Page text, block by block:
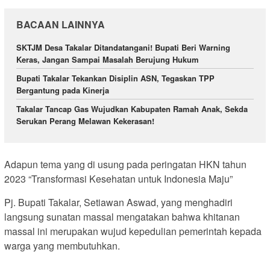
BACAAN LAINNYA
SKTJM Desa Takalar Ditandatangani! Bupati Beri Warning
Keras, Jangan Sampai Masalah Berujung Hukum
Bupati Takalar Tekankan Disiplin ASN, Tegaskan TPP
Bergantung pada Kinerja
Takalar Tancap Gas Wujudkan Kabupaten Ramah Anak, Sekda
Serukan Perang Melawan Kekerasan!
Adapun tema yang di usung pada peringatan HKN tahun
2023 “Transformasi Kesehatan untuk Indonesia Maju”
Pj. Bupati Takalar, Setiawan Aswad, yang menghadiri
langsung sunatan massal mengatakan bahwa khitanan
massal ini merupakan wujud kepedulian pemerintah kepada
warga yang membutuhkan.